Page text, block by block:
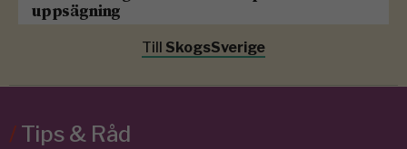
uppsägning
Till SkogsSverige
/Tips & Råd